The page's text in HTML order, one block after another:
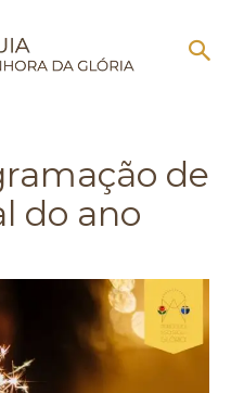
de
do ano